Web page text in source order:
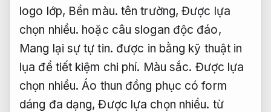
logo lớp, Bền màu. tên trường,Được lựa
chọn nhiều. hoặc câu slogan độc đáo,
Mang lại sự tự tin. được in bằng kỹ thuật in
lụa để tiết kiệm chi phí. Màu sắc. Được lựa
chọn nhiều. Áo thun đồng phục có form
dáng đa dạng,Được lựa chọn nhiều. từ